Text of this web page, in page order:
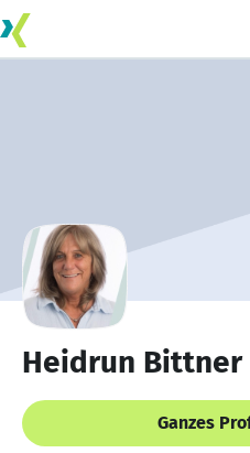
Heidrun Bittner
Ganzes